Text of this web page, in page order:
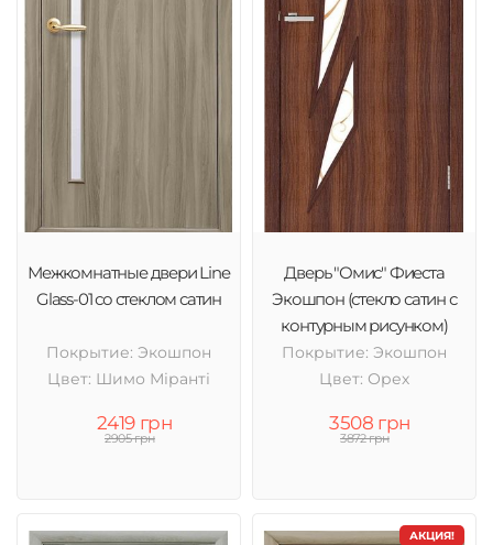
Межкомнатные двери Line
Glass-01 со стеклом сатин
Покрытие: Экошпон
Цвет: Шимо Міранті
2419 грн
2905 грн
Дверь "Омис" Фиеста
Экошпон (стекло сатин с
контурным рисунком)
Покрытие: Экошпон
Цвет: Орех
3508 грн
3872 грн
АКЦИЯ!